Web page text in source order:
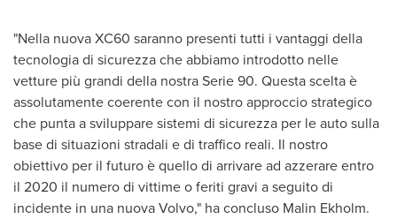
"Nella nuova XC60 saranno presenti tutti i vantaggi della
tecnologia di sicurezza che abbiamo introdotto nelle
vetture più grandi della nostra Serie 90. Questa scelta è
assolutamente coerente con il nostro approccio strategico
che punta a sviluppare sistemi di sicurezza per le auto sulla
base di situazioni stradali e di traffico reali. Il nostro
obiettivo per il futuro è quello di arrivare ad azzerare entro
il 2020 il numero di vittime o feriti gravi a seguito di
incidente in una nuova Volvo," ha concluso Malin Ekholm.